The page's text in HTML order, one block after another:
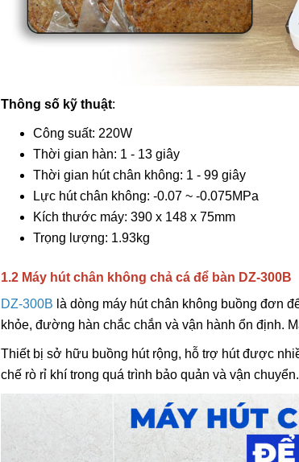
Thông số kỹ thuật:
Công suất: 220W
Thời gian hàn: 1 - 13 giây
Thời gian hút chân không: 1 - 99 giây
Lực hút chân không: -0.07 ~ -0.075MPa
Kích thước máy: 390 x 148 x 75mm
Trọng lượng: 1.93kg
1.2 Máy hút chân không chả cá để bàn DZ-300B
DZ-300B là dòng máy hút chân không buồng đơn
khỏe, đường hàn chắc chắn và vận hành ổn định.
Thiết bị sở hữu buồng hút rộng, hỗ trợ hút được
chế rò rỉ khí trong quá trình bảo quản và vận chuyển.